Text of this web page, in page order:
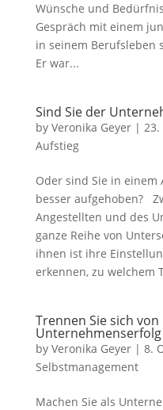
Wünsche und
Gespräch mit einem
in seinem Berufsleben
Er war...
Sind Sie der
by Veronika Geyer| 23.
Aufstieg
Oder sind Sie in einem
besser aufgehoben?
Angestellten und des
ganze Reihe von
ihnen ist ihre
erkennen, zu welchem
Trennen Sie sich
Unternehmenserfolg
by Veronika Geyer| 8.
Selbstmanagement
Machen Sie als